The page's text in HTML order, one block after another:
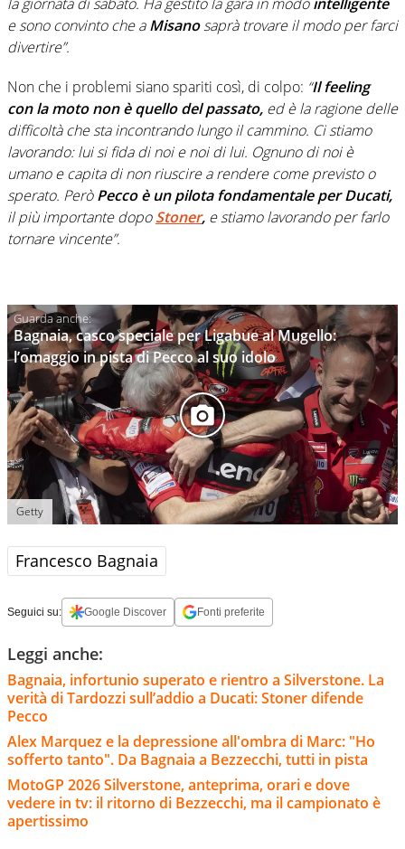
e sono convinto che aMisanosaprà trovare il modo per farci
divertire”.
Non che i problemi siano spariti così, di colpo: “Il feeling
con la moto non è quello del passato, ed è la ragione delle
difficoltà che sta incontrando lungo il cammino. Ci stiamo
lavorando: lui si fida di noi e noi di lui. Ognuno di noi è
umano e capita di non riuscire a rendere come previsto o
sperato. PeròPecco è un pilota fondamentale per Ducati,
il più importante dopoStoner, e stiamo lavorando per farlo
tornare vincente”.
Bagnaia, casco speciale per Ligabue al Mugello:
l’omaggio in pista di Pecco al suo idolo
Getty
Francesco Bagnaia
Seguici su: Google Discover Fonti preferite
Leggi anche:
Bagnaia, infortunio superato e rientro a Silverstone. La
verità di Tardozzi sull’addio a Ducati: Stoner difende
Pecco
Alex Marquez e la depressione all'ombra di Marc: "Ho
sofferto tanto". Da Bagnaia a Bezzecchi, tutti in pista
MotoGP 2026 Silverstone, anteprima, orari e dove
vedere in tv: il ritorno di Bezzecchi, ma il campionato è
apertissimo